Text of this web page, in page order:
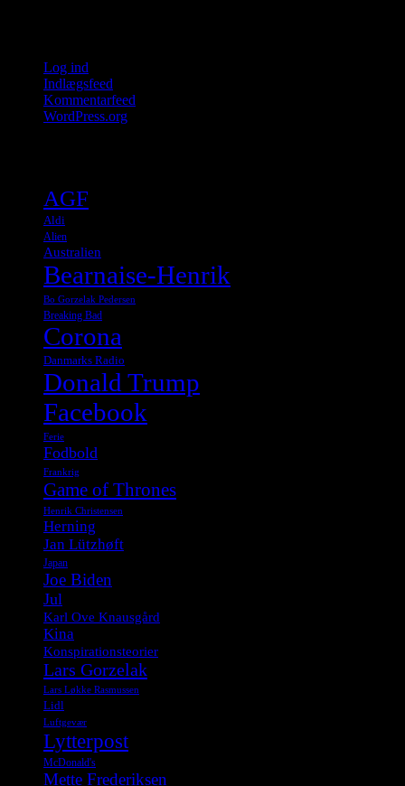
Log ind
Indlægsfeed
Kommentarfeed
WordPress.org
AGF
Aldi
Alien
Australien
Bearnaise-Henrik
Bo Gorzelak Pedersen
Breaking Bad
Corona
Danmarks Radio
Donald Trump
Facebook
Ferie
Fodbold
Frankrig
Game of Thrones
Henrik Christensen
Herning
Jan Lützhøft
Japan
Joe Biden
Jul
Karl Ove Knausgård
Kina
Konspirationsteorier
Lars Gorzelak
Lars Løkke Rasmussen
Lidl
Luftgevær
Lytterpost
McDonald's
Mette Frederiksen